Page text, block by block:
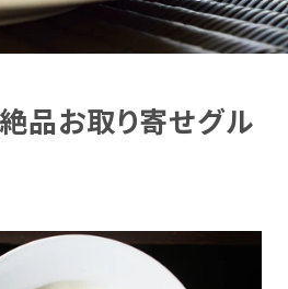
品お取り寄せグル